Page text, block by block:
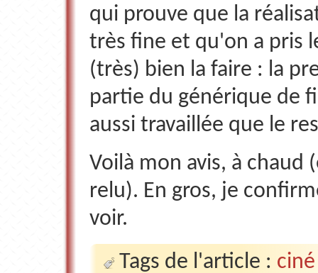
qui prouve que la
très fine et qu'on a pris
(très) bien la faire : la
partie du générique de
aussi travaillée que le
Voilà mon avis, à chaud
relu). En gros, je
voir.
Tags de l'article : ciné